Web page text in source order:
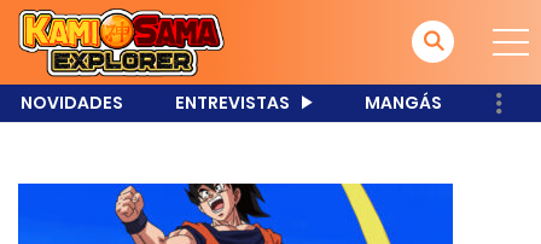
NOVIDADES ENTREVISTAS MANGÁS